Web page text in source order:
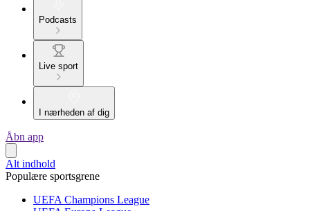
Podcasts
Live sport
I nærheden af dig
Åbn app
Alt indhold
Populære sportsgrene
UEFA Champions League